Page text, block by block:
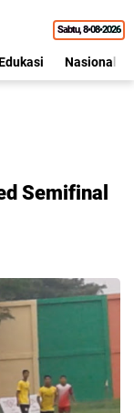
Sabtu 8•08•2026
Nasional
Semifinal